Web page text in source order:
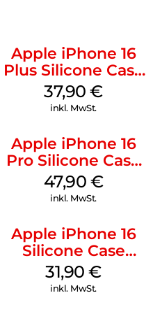
Apple iPhone 16
Plus Silicone Case
MagSafe Lake
Green
37,90€
inkl. MwSt.
Apple iPhone 16
Pro Silicone Case
MagSafe Denim
47,90 €
inkl. MwSt.
Apple iPhone 16
Silicone Case
MagSafe Fuchsia
31,90€
inkl. MwSt.